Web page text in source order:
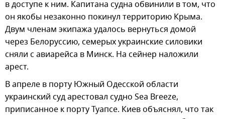
в доступе к ним. Капитана судна обвинили в том, что
он якобы незаконно покинул территорию Крыма.
Двум членам экипажа удалось вернуться домой
через Белоруссию, семерых украинские силовики
сняли с авиарейса в Минск. На сейнер наложили
арест.
В апреле в порту Южный Одесской области
украинский суд арестовал судно Sea Breeze,
приписанное к порту Туапсе. Киев объяснял, что так